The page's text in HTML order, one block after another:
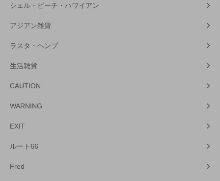
シェル・ビーチ・ハワイアン
アジアン雑貨
ラスタ・ヘンプ
生活雑貨
CAUTION
WARNING
EXIT
ルート66
Fred